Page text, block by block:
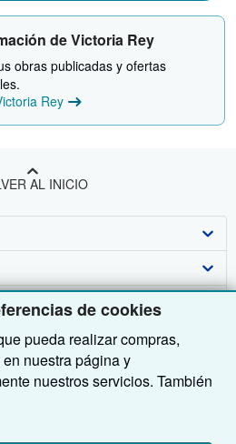
de cookies
pueda realizar compras,
nuestra página y
nuestros servicios. También
el modo en que los
de Victoria Rey
obras publicadas y ofertas
Rey
AL INICIO
afiliados